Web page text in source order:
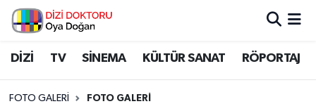
DİZİ TV SİNEMA KÜLTÜR SANAT RÖPORTAJ
FOTO GALERI FOTO GALERİ
İstanbul Nöbetçi Eczaneler